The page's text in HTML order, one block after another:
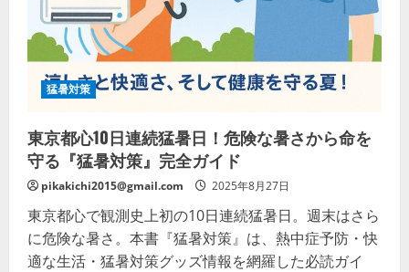
イ
ド』
徹
底
解
説
の
ご
覧
く
だ
さ
猛暑対策
東京都心10日連続猛暑日！危険な暑さから命を
守る『猛暑対策』完全ガイド
pikakichi2015@gmail.com 2025年8月27日
東京都心で観測史上初の10日連続猛暑日。週末はさら
に危険な暑さ。本書『猛暑対策』は、熱中症予防・快
適な生活・猛暑対策グッズ情報を網羅した必読ガイ